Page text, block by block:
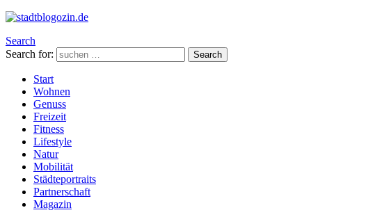
Search
Search for:
Search
Start
Wohnen
Genuss
Freizeit
Fitness
Lifestyle
Natur
Mobilität
Städteportraits
Partnerschaft
Magazin